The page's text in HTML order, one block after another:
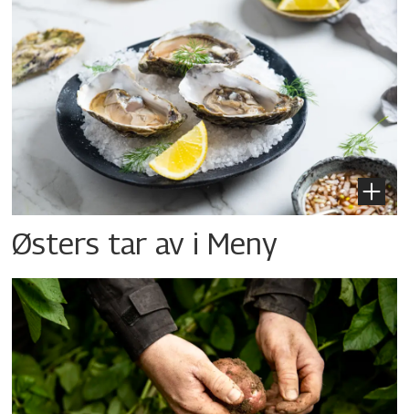
Østers tar av i Meny